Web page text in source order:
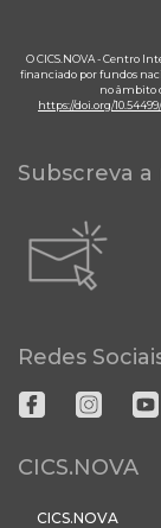
O CICS.NOVA - Centro
financiado por fundos
no âmbito
https://doi.org/
Subscreva a
Redes
CICS.NOVA
CICS.NOVA